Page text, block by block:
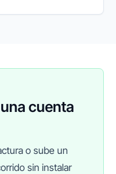
cuenta
o sube un
sin instalar